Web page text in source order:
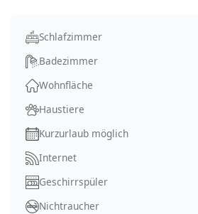
Schlafzimmer
Badezimmer
Wohnfläche
Haustiere
Kurzurlaub möglich
Internet
Geschirrspüler
Nichtraucher